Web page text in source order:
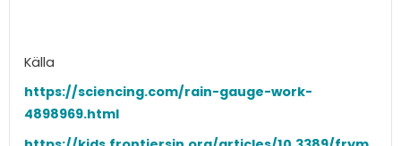
Källa
https://sciencing.com/rain-gauge-work-
4898969.html